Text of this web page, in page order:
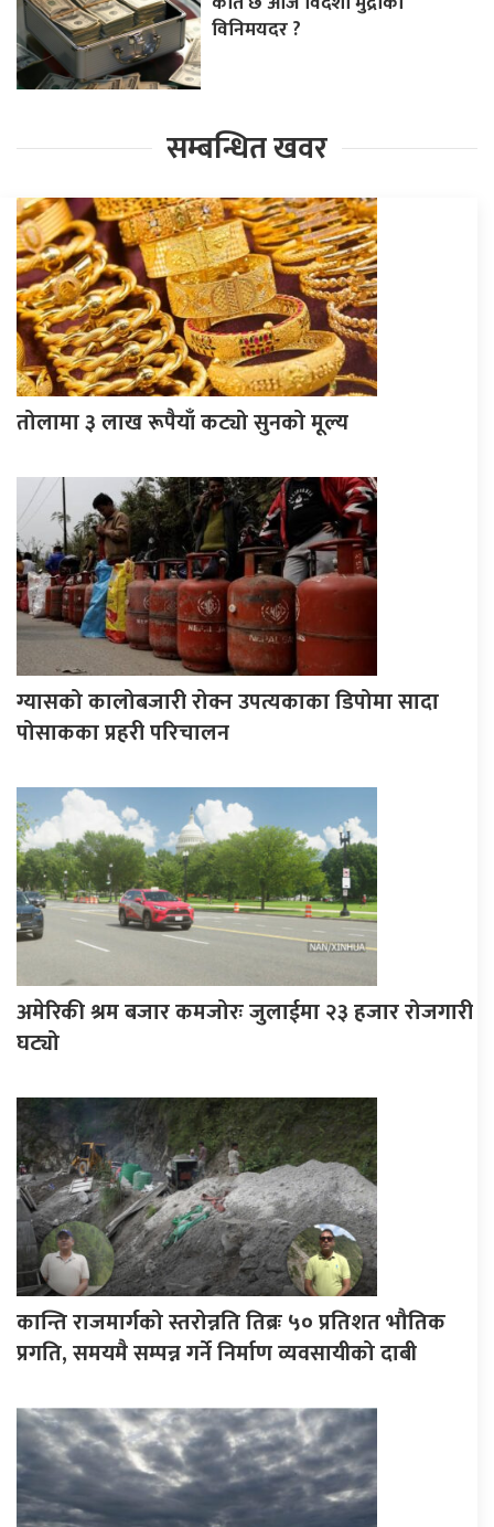
विनिमयदर ?
सम्बन्धित खवर
तोलामा ३ लाख रूपैयाँ कट्यो सुनको मूल्य
ग्यासको कालोबजारी रोक्न उपत्यकाका डिपोमा सादा
पोसाकका प्रहरी परिचालन
अमेरिकी श्रम बजार कमजोरः जुलाईमा २३ हजार रोजगारी
घट्यो
कान्ति राजमार्गको स्तरोन्नति तिब्रः ५० प्रतिशत भौतिक
प्रगति, समयमै सम्पन्न गर्ने निर्माण व्यवसायीको दाबी